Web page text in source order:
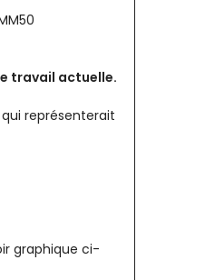
travail actuelle.
représenterait
graphique ci-